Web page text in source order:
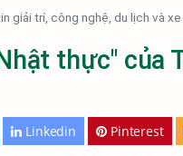
giải trí, công nghệ, du lịch và
thực" của
Linkedin Pinterest